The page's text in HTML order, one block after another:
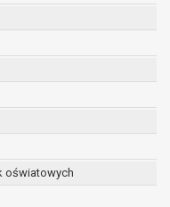
oświatowych
danych oraz
danych na
lub niekompletne;
art. 17 RODO, w
niezbędne do celów, dla